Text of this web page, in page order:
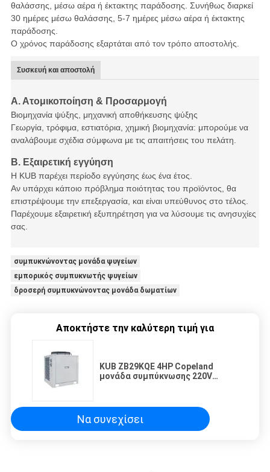
θαλάσσης, μέσω αέρα ή έκτακτης παράδοσης. Συνήθως διαρκεί
30 ημέρες μέσω θαλάσσης, 5-7 ημέρες μέσω αέρα ή έκτακτης
παράδοσης.
Ο χρόνος παράδοσης εξαρτάται από τον τρόπο αποστολής.
Συσκευή και αποστολή
Α. Ατομικοποίηση & Προσαρμογή
Βιομηχανία ψύξης, μηχανική αποθήκευσης ψύξης
Γεωργία, τρόφιμα, εστιατόρια, χημική βιομηχανία: μπορούμε να
αναλάβουμε σχέδια σύμφωνα με τις απαιτήσεις του πελάτη.
Β. Εξαιρετική εγγύηση
Η KUB παρέχει περίοδο εγγύησης έως ένα έτος.
Αν υπάρχει κάποιο πρόβλημα ποιότητας του προϊόντος, θα
επιστρέψουμε την επεξεργασία, και είναι υπεύθυνος στο τέλος.
Παρέχουμε εξαιρετική εξυπηρέτηση για να λύσουμε τις ανησυχίες
σας.
συμπυκνώνοντας μονάδα ψυγείων
εμπορικός συμπυκνωτής ψυγείων
δροσερή συμπυκνώνοντας μονάδα δωματίων
Αποκτήστε την καλύτερη τιμή για
KUB ZB29KQE 4HP Copeland
μονάδα συμπύκνωσης 220V
Να συνεχίσει